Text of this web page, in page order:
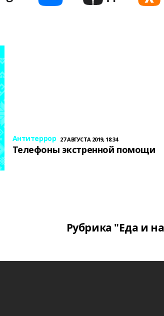
Антитеррор 27 АВГУСТА 2019, 18:34
Телефоны экстренной помощи
Рубрика "Еда и